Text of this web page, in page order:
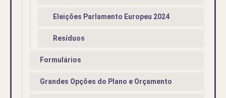
Eleições Parlamento Europeu 2024
Resíduos
Formulários
Grandes Opções do Plano e Orçamento